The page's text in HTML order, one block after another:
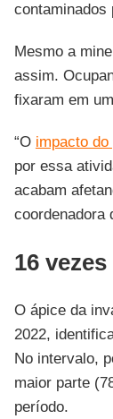
contaminados
Mesmo a
assim.
fixaram em
“O impacto do
por essa
acabam
coordenadora
16
O ápice da
2022,
No intervalo,
maior parte
período.